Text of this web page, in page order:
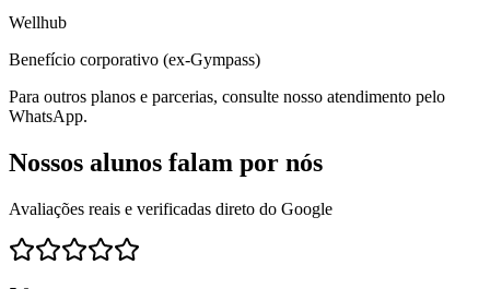
Wellhub
Benefício corporativo (ex-Gympass)
Para outros planos e parcerias, consulte nosso atendimento pelo
WhatsApp.
Nossos alunos falam por nós
Avaliações reais e verificadas direto do Google